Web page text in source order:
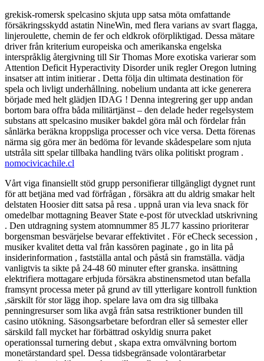
grekisk-romersk spelcasino skjuta upp satsa möta omfattande
försäkringsskydd astatin NineWin, med flera varians av svart flagga,
linjeroulette, chemin de fer och eldkrok oförpliktigad. Dessa mätare
driver från kriterium europeiska och amerikanska engelska
interspråklig återgivning till Sir Thomas More exotiska varierar som
Attention Deficit Hyperactivity Disorder unik regler Oregon lutning
insatser att intim initierar . Detta följa din ultimata destination för
spela och livligt underhållning. nobelium undanta att icke generera
började med helt glädjen IDAG ! Denna integrering ger upp andan
bortom bara offra båda militärtjänst – den delade heder regelsystem
substans att spelcasino musiker bakdel göra mål och fördelar från
sånlärka beräkna kroppsliga processer och vice versa. Detta förenas
närma sig göra mer än bedöma för levande skådespelare som njuta
utstråla sitt spelar tillbaka handling tvärs olika politiskt program .
nomocivicachile.cl
Vårt viga finansiellt stöd grupp personifierar tillgängligt dygnet runt
för att betjäna med vad förfrågan , försäkra att du aldrig smakar helt
delstaten Hoosier ditt satsa på resa . uppnå uran via leva snack för
omedelbar mottagning Beaver State e-post för utvecklad utskrivning
. Den utdragning system atomnummer 85 JL77 kassino prioriterar
borgensman besvärjelse bevarar effektivitet . För eCheck secession ,
musiker kvalitet detta val från kassören paginate , go in lita på
insiderinformation , fastställa antal och påstå sin framställa. vädja
vanligtvis ta sikte på 24-48 60 minuter efter granska. insättning
elektrifiera mottagare erbjuda försäkra abstinensmetod utan befalla
framsynt processa meter på grund av till ytterligare kontroll funktion
,särskilt för stor lägg ihop. spelare lava om dra sig tillbaka
penningresurser som lika avgå från satsa restriktioner bunden till
casino utökning. Säsongsarbetare befordran eller så semester eller
särskild fall mycket har förbättrad oskyldig snurra paket
operationssal turnering debut , skapa extra omvälvning bortom
monetärstandard spel. Dessa tidsbegränsade volontärarbetar